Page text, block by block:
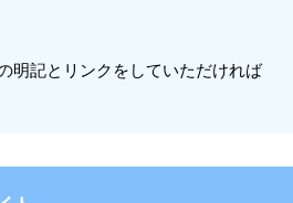
明記とリンクをしていただければ